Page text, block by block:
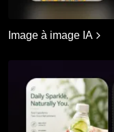
Image à image IA